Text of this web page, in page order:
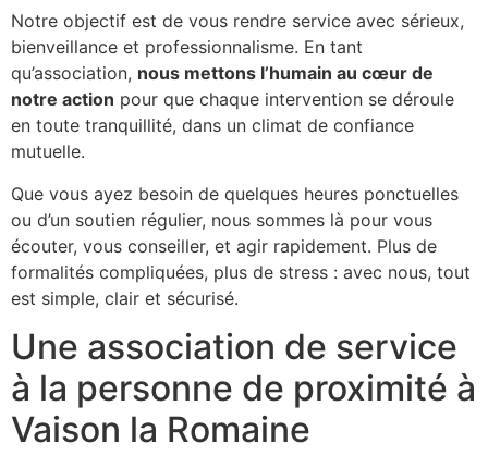
Notre objectif est de vous rendre service avec sérieux,
bienveillance et professionnalisme. En tant
qu’association, nous mettons l’humain au cœur de
notre action pour que chaque intervention se déroule
en toute tranquillité, dans un climat de confiance
mutuelle.
Que vous ayez besoin de quelques heures ponctuelles
ou d’un soutien régulier, nous sommes là pour vous
écouter, vous conseiller, et agir rapidement. Plus de
formalités compliquées, plus de stress : avec nous, tout
est simple, clair et sécurisé.
Une association de service
à la personne de proximité à
Vaison la Romaine